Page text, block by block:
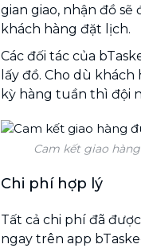
gian giao, nhận đồ
khách hàng đặt lịch.
Các đối tác của
lấy đồ. Cho dù
kỳ hàng tuần thì đội
Cam kết giao
Chi phí hợp lý
Tất cả chi phí đã
ngay trên app